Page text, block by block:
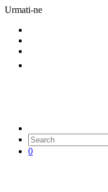
Urmati-ne
0